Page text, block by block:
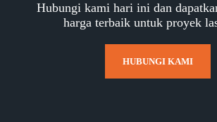
Hubungi kami hari ini dan
harga terbaik untuk proyek
HUBUNGI KAMI